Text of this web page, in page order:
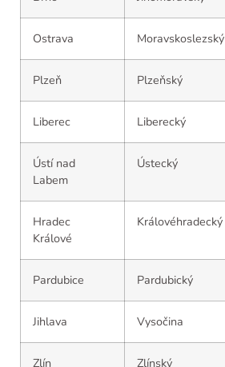
Ostrava Moravskoslezský
Plzeň Plzeňský
Liberec Liberecký
Ústí nad
Labem
Ústecký
Hradec
Králové
Královéhradecký
Pardubice Pardubický
Jihlava Vysočina
Zlín Zlínský